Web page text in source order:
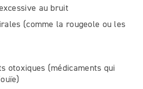
au bruit
(comme la rougeole ou les
otoxiques (médicaments qui